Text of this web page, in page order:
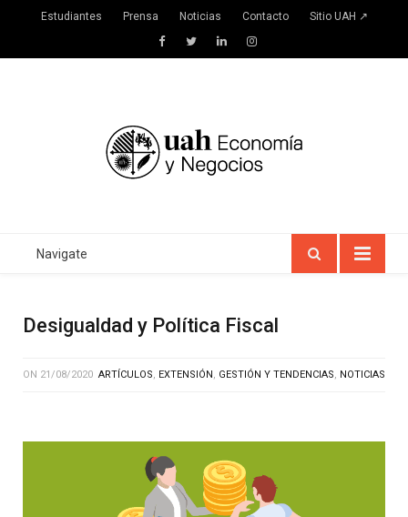
Estudiantes Prensa Noticias Contacto Sitio UAH ↗
FacebookTwitterLinkedInInstagram
Navigate
Desigualdad y Política Fiscal
ON 21/08/2020 ARTÍCULOS, EXTENSIÓN, GESTIÓN Y TENDENCIAS, NOTICIAS